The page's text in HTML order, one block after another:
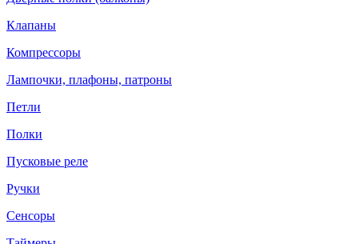
Клапаны
Компрессоры
Лампочки, плафоны, патроны
Петли
Полки
Пусковые реле
Ручки
Сенсоры